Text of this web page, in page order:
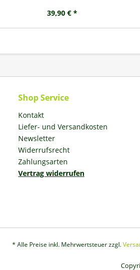
39,90 € *
Shop Service
Kontakt
Liefer- und Versandkosten
Newsletter
Widerrufsrecht
Zahlungsarten
Vertrag widerrufen
* Alle Preise inkl. Mehrwertsteuer zzgl.